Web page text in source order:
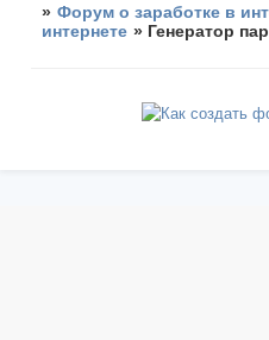
» Форум о заработке в
интернете » Генератор